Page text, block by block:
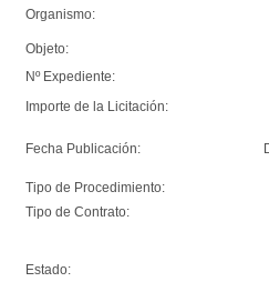
Organismo:
Objeto:
Nº Expediente:
Importe de la Licitación:
Fecha Publicación:
Tipo de Procedimiento:
Tipo de Contrato:
Estado: